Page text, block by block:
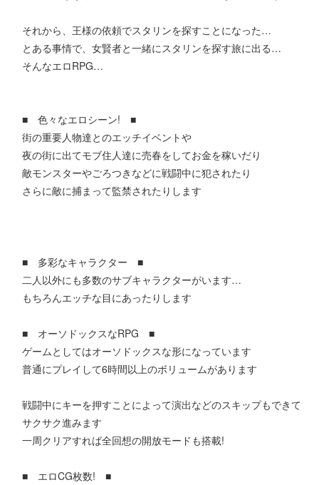
それから、王様の依頼でスタリンを探すことになった…
とある事情で、女賢者と一緒にスタリンを探す旅に出る…
そんなエロRPG…
■ 色々なエロシーン! ■
街の重要人物達とのエッチイベントや
夜の街に出てモブ住人達に売春をしてお金を稼いだり
敵モンスターやごろつきなどに戦闘中に犯されたり
さらに敵に捕まって監禁されたりします
■ 多彩なキャラクター ■
二人以外にも多数のサブキャラクターがいます…
もちろんエッチな目にあったりします
■ オーソドックスなRPG ■
ゲームとしてはオーソドックスな形になっています
普通にプレイして6時間以上のボリュームがあります
戦闘中にキーを押すことによって演出などのスキップもできて
サクサク進みます
一周クリアすれば全回想の開放モードも搭載!
■ エロCG枚数! ■